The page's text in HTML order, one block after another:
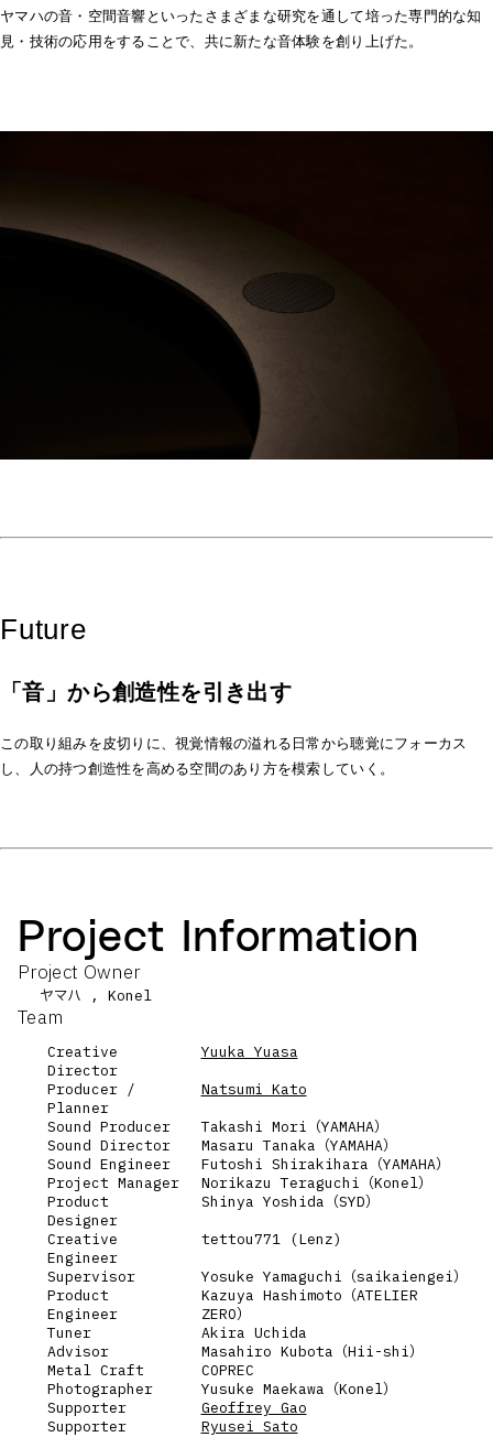
ヤマハの音・空間音響といったさまざまな研究を通して培った専門的な知
見・技術の応用をすることで、共に新たな音体験を創り上げた。
Future
「音」から創造性を引き出す
この取り組みを皮切りに、視覚情報の溢れる日常から聴覚にフォーカス
し、人の持つ創造性を高める空間のあり方を模索していく。
Project Information
Project Owner
ヤマハ , Konel
Team
Creative
Director
Yuuka Yuasa
Producer /
Planner
Natsumi Kato
Sound Producer
Takashi Mori（YAMAHA）
Sound Director
Masaru Tanaka（YAMAHA）
Sound Engineer
Futoshi Shirakihara（YAMAHA）
Project Manager
Norikazu Teraguchi（Konel）
Product
Designer
Shinya Yoshida（SYD）
Creative
Engineer
tettou771 (Lenz)
Supervisor
Yosuke Yamaguchi（saikaiengei）
Product
Engineer
Kazuya Hashimoto（ATELIER
ZERO）
Tuner
Akira Uchida
Advisor
Masahiro Kubota（Hii-shi）
Metal Craft
COPREC
Photographer
Yusuke Maekawa（Konel）
Supporter
Geoffrey Gao
Supporter
Ryusei Sato